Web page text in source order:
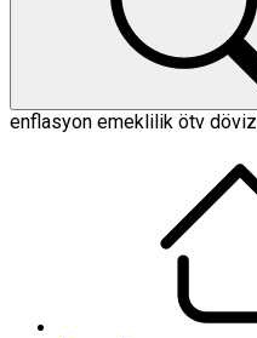
enflasyon emeklilik ötv döviz